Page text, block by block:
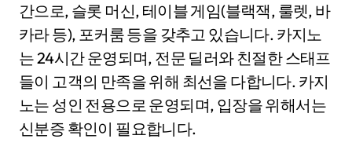
간으로, 슬롯 머신, 테이블 게임(블랙잭, 룰렛, 바
카라 등), 포커룸 등을 갖추고 있습니다. 카지노
는 24시간 운영되며, 전문 딜러와 친절한 스태프
들이 고객의 만족을 위해 최선을 다합니다. 카지
노는 성인 전용으로 운영되며, 입장을 위해서는
신분증 확인이 필요합니다.